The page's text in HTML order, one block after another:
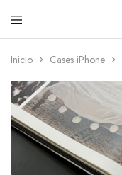
Inicio Cases iPhone